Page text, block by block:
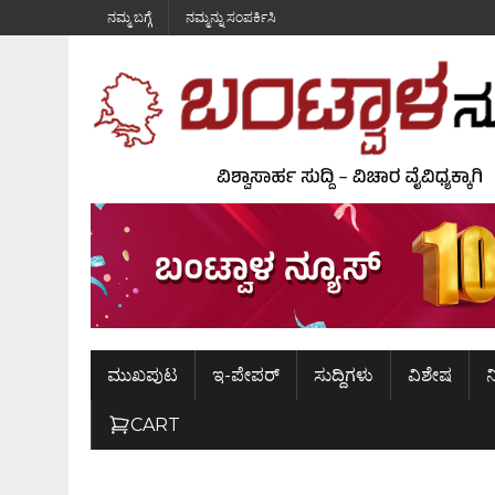
ನಮ್ಮ ಬಗ್ಗೆ ನಮ್ಮನ್ನು ಸಂಪರ್ಕಿಸಿ
ಮುಖಪುಟ ಇ-ಪೇಪರ್ ಸುದ್ದಿಗಳು ವಿಶೇಷ
CART